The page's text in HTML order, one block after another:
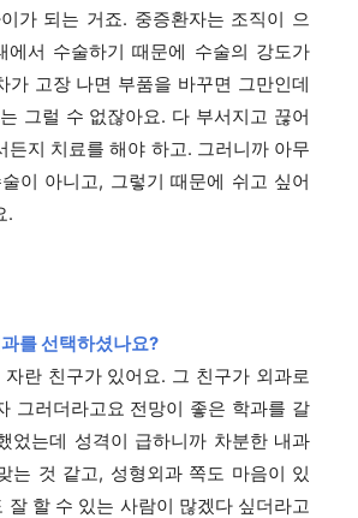
가 되는 거죠. 중증환자는 조직이 으
에서 수술하기 때문에 수술의 강도가
가 고장 나면 부품을 바꾸면 그만인데
그럴 수 없잖아요. 다 부서지고 끊어
든지 치료를 해야 하고. 그러니까 아무
이 아니고, 그렇기 때문에 쉬고 싶어
.
를 선택하셨나요?
란 친구가 있어요. 그 친구가 외과로
그러더라고요 전망이 좋은 학과를 갈
었는데 성격이 급하니까 차분한 내과
는 것 같고, 성형외과 쪽도 마음이 있
잘 할 수 있는 사람이 많겠다 싶더라고